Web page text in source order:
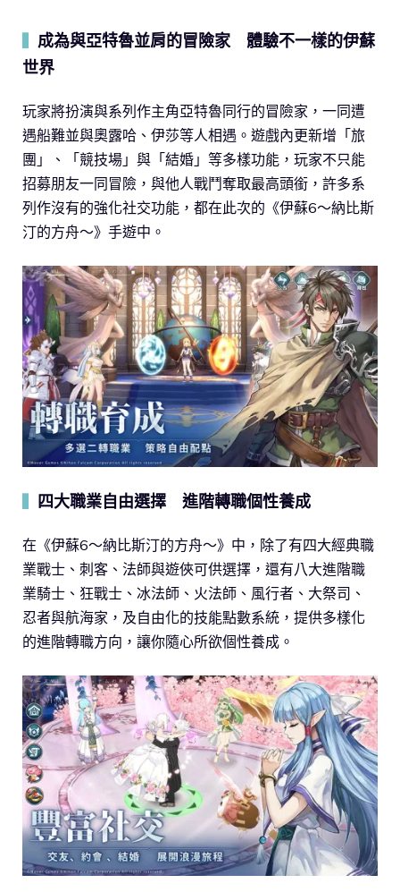
成為與亞特魯並肩的冒險家 體驗不一樣的伊蘇
世界
玩家將扮演與系列作主角亞特魯同行的冒險家，一同遭
遇船難並與奧露哈、伊莎等人相遇。遊戲內更新增「旅
團」、「競技場」與「結婚」等多樣功能，玩家不只能
招募朋友一同冒險，與他人戰鬥奪取最高頭銜，許多系
列作沒有的強化社交功能，都在此次的《伊蘇6～納比斯
汀的方舟～》手遊中。
四大職業自由選擇 進階轉職個性養成
在《伊蘇6～納比斯汀的方舟～》中，除了有四大經典職
業戰士、刺客、法師與遊俠可供選擇，還有八大進階職
業騎士、狂戰士、冰法師、火法師、風行者、大祭司、
忍者與航海家，及自由化的技能點數系統，提供多樣化
的進階轉職方向，讓你隨心所欲個性養成。